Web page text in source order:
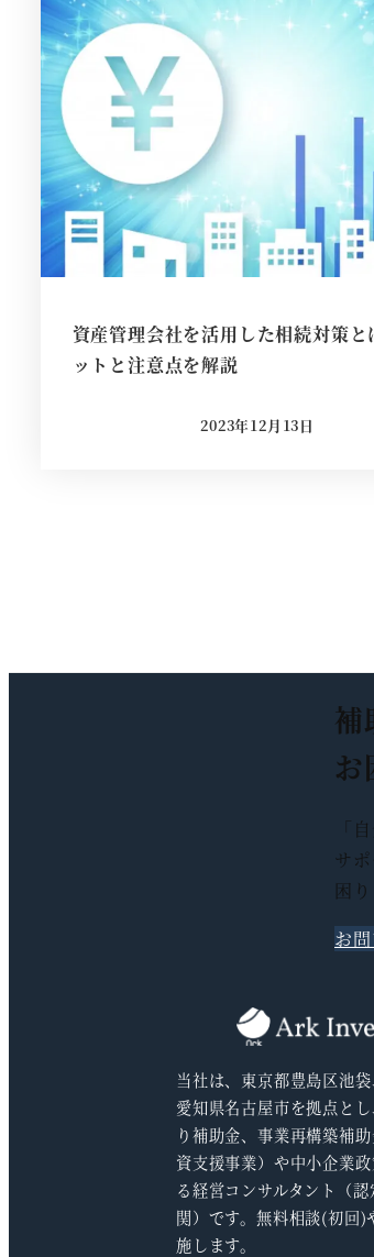
資産管理会社を活用した相続対策と
ットと注意点を解説
投稿日
2023年12月13日
ペ
補
お
「
サ
困
お
当社は、東京都豊島区池袋
愛知県名古屋市を拠点と
り補助金、事業再構築補
資支援事業）や中小企業
る経営コンサルタント（
関）です。無料相談(初回)
施します。